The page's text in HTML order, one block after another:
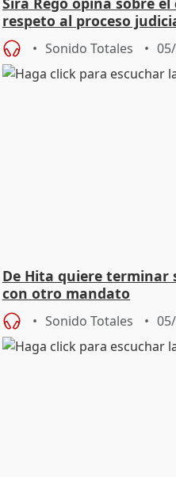
respeto al proceso
Sonido Totales
De Hita quiere terminar
con otro mandato
Sonido Totales